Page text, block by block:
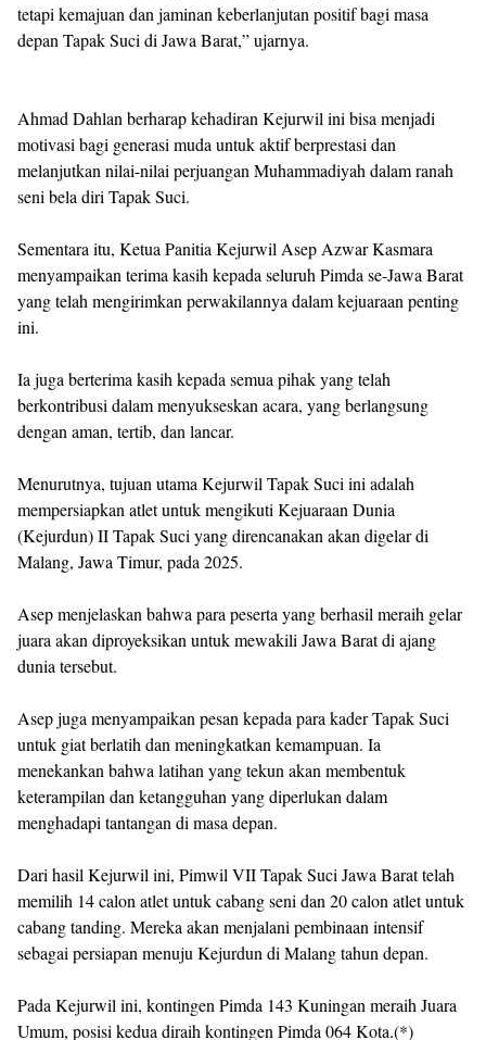
tetapi kemajuan dan jaminan keberlanjutan positif bagi masa
depan Tapak Suci di Jawa Barat,” ujarnya.
Ahmad Dahlan berharap kehadiran Kejurwil ini bisa menjadi
motivasi bagi generasi muda untuk aktif berprestasi dan
melanjutkan nilai-nilai perjuangan Muhammadiyah dalam ranah
seni bela diri Tapak Suci.
Sementara itu, Ketua Panitia Kejurwil Asep Azwar Kasmara
menyampaikan terima kasih kepada seluruh Pimda se-Jawa Barat
yang telah mengirimkan perwakilannya dalam kejuaraan penting
ini.
Ia juga berterima kasih kepada semua pihak yang telah
berkontribusi dalam menyukseskan acara, yang berlangsung
dengan aman, tertib, dan lancar.
Menurutnya, tujuan utama Kejurwil Tapak Suci ini adalah
mempersiapkan atlet untuk mengikuti Kejuaraan Dunia
(Kejurdun) II Tapak Suci yang direncanakan akan digelar di
Malang, Jawa Timur, pada 2025.
Asep menjelaskan bahwa para peserta yang berhasil meraih gelar
juara akan diproyeksikan untuk mewakili Jawa Barat di ajang
dunia tersebut.
Asep juga menyampaikan pesan kepada para kader Tapak Suci
untuk giat berlatih dan meningkatkan kemampuan. Ia
menekankan bahwa latihan yang tekun akan membentuk
keterampilan dan ketangguhan yang diperlukan dalam
menghadapi tantangan di masa depan.
Dari hasil Kejurwil ini, Pimwil VII Tapak Suci Jawa Barat telah
memilih 14 calon atlet untuk cabang seni dan 20 calon atlet untuk
cabang tanding. Mereka akan menjalani pembinaan intensif
sebagai persiapan menuju Kejurdun di Malang tahun depan.
Pada Kejurwil ini, kontingen Pimda 143 Kuningan meraih Juara
Umum, posisi kedua diraih kontingen Pimda 064 Kota.(*)